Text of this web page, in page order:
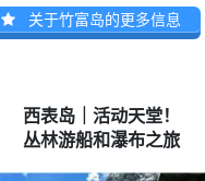
关于竹富岛的更多信息
西表岛｜活动天堂！
丛林游船和瀑布之旅